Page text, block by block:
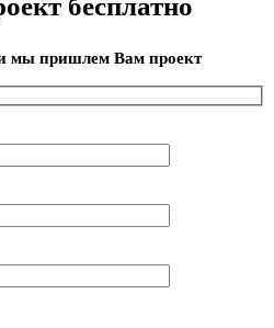
мы пришлем Вам проект